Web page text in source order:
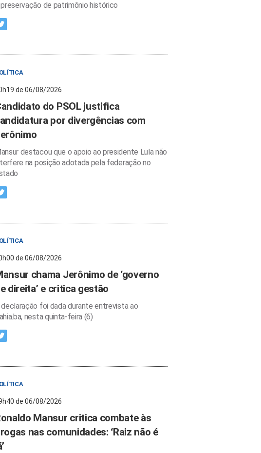
de patrimônio histórico
de 06/08/2026
do PSOL justifica
por divergências com
destacou que o apoio ao presidente Lula não
na posição adotada pela federação no
de 06/08/2026
chama Jerônimo de ‘governo
direita’ e critica gestão
declaração foi dada durante entrevista ao
nesta quinta-feira (6)
de 06/08/2026
Mansur critica combate às
nas comunidades: ‘Raiz não é